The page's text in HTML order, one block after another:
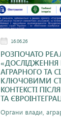
16.06.26
РОЗПОЧАТО
АГРАРНОГО ТА
КЛЮЧОВИМИ
КОНТЕКСТІ
ТА
Органи влади,